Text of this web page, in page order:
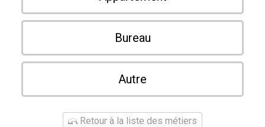
Bureau
Autre
Retour à la liste des métiers